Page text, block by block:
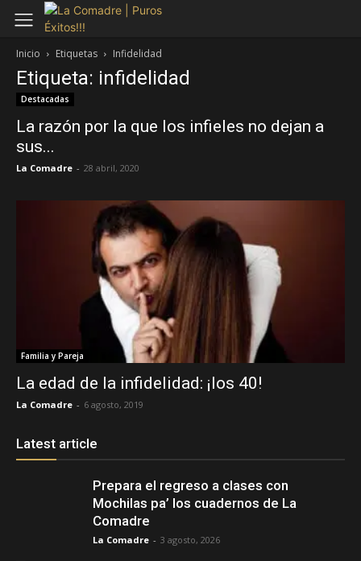
Inicio Etiquetas Infidelidad
Etiqueta: infidelidad
Destacadas
La razón por la que los infieles no dejan a
sus...
La Comadre - 28 abril, 2020
Familia y Pareja
La edad de la infidelidad: ¡los 40!
La Comadre - 6 agosto, 2019
Latest article
Prepara el regreso a clases con
Mochilas pa’ los cuadernos de La
Comadre
La Comadre - 3 agosto, 2026